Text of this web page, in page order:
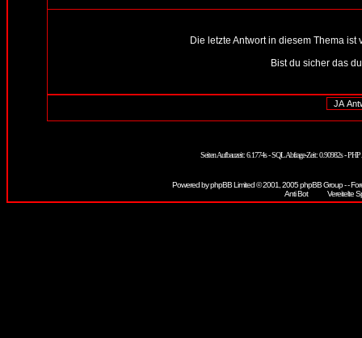
Die letzte Antwort in diesem Thema
Bist du sicher das
Seiten Aufbauzeit: 6.1774s - SQL Abfrage-Zeit: 0.90982s -
Powered byphpBBLimited © 2001, 2005 phpBB Group - -
Vereitelte